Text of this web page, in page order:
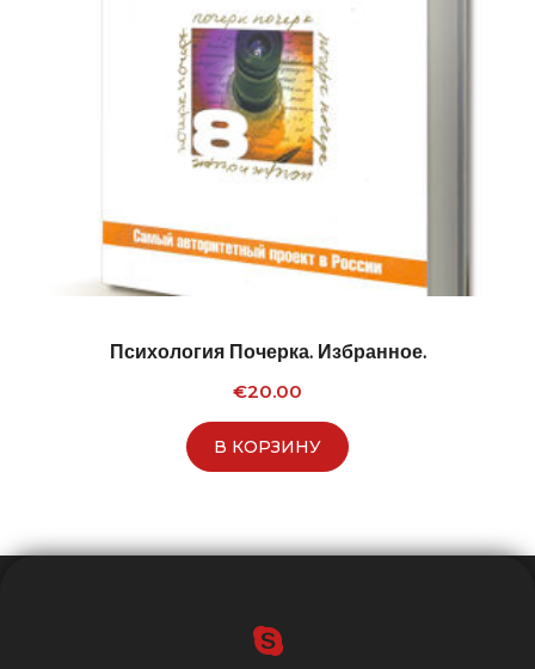
Психология Почерка. Избранное.
€20.00
В КОРЗИНУ